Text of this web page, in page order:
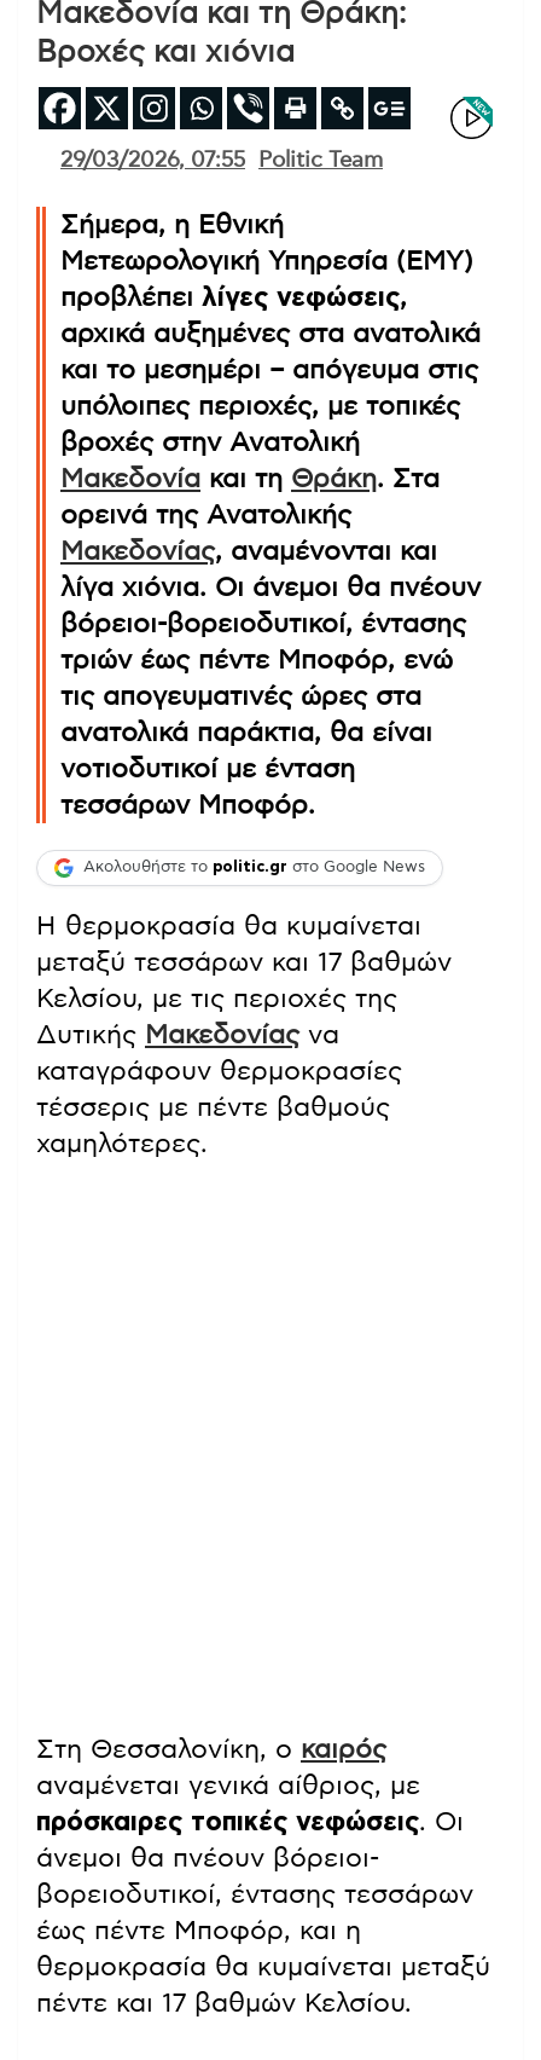
Μακεδονία και τη Θράκη:
Βροχές και χιόνια
29/03/2026, 07:55 Politic Team
Σήμερα, η Εθνική
Μετεωρολογική Υπηρεσία (ΕΜΥ)
προβλέπει λίγες νεφώσεις,
αρχικά αυξημένες στα ανατολικά
και το μεσημέρι – απόγευμα στις
υπόλοιπες περιοχές, με τοπικές
βροχές στην Ανατολική
Μακεδονία και τη Θράκη. Στα
ορεινά της Ανατολικής
Μακεδονίας, αναμένονται και
λίγα χιόνια. Οι άνεμοι θα πνέουν
βόρειοι-βορειοδυτικοί, έντασης
τριών έως πέντε Μποφόρ, ενώ
τις απογευματινές ώρες στα
ανατολικά παράκτια, θα είναι
νοτιοδυτικοί με ένταση
τεσσάρων Μποφόρ.
Ακολουθήστε το politic.gr στο Google News
Η θερμοκρασία θα κυμαίνεται
μεταξύ τεσσάρων και 17 βαθμών
Κελσίου, με τις περιοχές της
Δυτικής Μακεδονίαςνα
καταγράφουν θερμοκρασίες
τέσσερις με πέντε βαθμούς
χαμηλότερες.
Στη Θεσσαλονίκη, ο καιρός
αναμένεται γενικά αίθριος, με
πρόσκαιρες τοπικές νεφώσεις. Οι
άνεμοι θα πνέουν βόρειοι-
βορειοδυτικοί, έντασης τεσσάρων
έως πέντε Μποφόρ, και η
θερμοκρασία θα κυμαίνεται μεταξύ
πέντε και 17 βαθμών Κελσίου.